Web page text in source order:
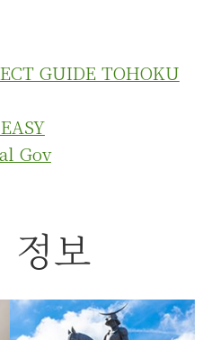
GUIDE TOHOKU
Gov
정보